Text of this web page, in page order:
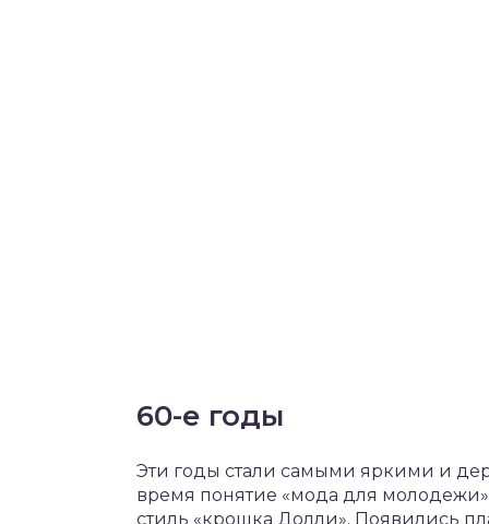
60-е годы
Эти годы стали самыми яркими и
время понятие «мода для
стиль «крошка Долли». Появились